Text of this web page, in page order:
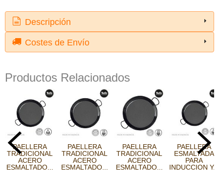
Descripción
Costes de Envío
Productos Relacionados
PAELLERA
TRADICIONAL
ACERO
ESMALTADO...
PAELLERA
TRADICIONAL
ACERO
ESMALTADO...
PAELLERA
TRADICIONAL
ACERO
ESMALTADO...
PAELLERA
ESMALTADA
PARA
INDUCCION Y...